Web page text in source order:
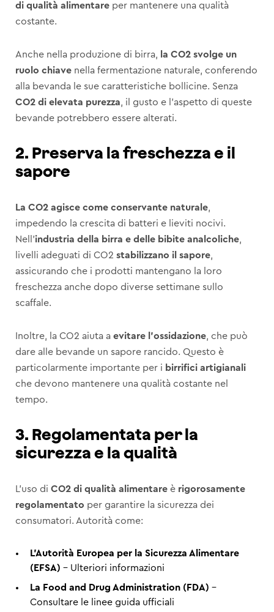
di qualità alimentareper mantenere una qualità
costante.
Anche nella produzione di birra, la CO2 svolge un
ruolo chiavenella fermentazione naturale, conferendo
alla bevanda le sue caratteristiche bollicine. Senza
CO2 di elevata purezza, il gusto e l’aspetto di queste
bevande potrebbero essere alterati.
2. Preserva la freschezza e il
sapore
La CO2 agisce come conservante naturale,
impedendo la crescita di batteri e lieviti nocivi.
Nell’industria della birra e delle bibite analcoliche,
livelli adeguati di CO2 stabilizzano il sapore,
assicurando che i prodotti mantengano la loro
freschezza anche dopo diverse settimane sullo
scaffale.
Inoltre, la CO2 aiuta a evitare l’ossidazione, che può
dare alle bevande un sapore rancido. Questo è
particolarmente importante per i birrifici artigianali
che devono mantenere una qualità costante nel
tempo.
3. Regolamentata per la
sicurezza e la qualità
L’uso di CO2 di qualità alimentareè rigorosamente
regolamentato per garantire la sicurezza dei
consumatori. Autorità come:
L’Autorità Europea per la Sicurezza Alimentare
(EFSA) – Ulteriori informazioni
La Food and Drug Administration (FDA) –
Consultare le linee guida ufficiali